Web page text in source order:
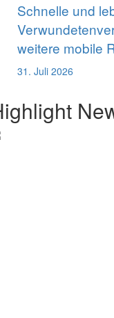
Schnelle und
weitere mobile
31. Juli 2026